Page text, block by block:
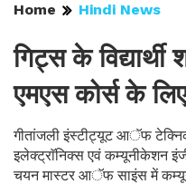
Home Hindi News
गिट्स के विद्यार्थी
एमएस कोर्स के
गीतांजली इंस्टीट्यूट आॅफ
इलेक्ट्राॅनिक्स एवं कम्यूनीकेशन
चयन मास्टर आॅफ साइंस में